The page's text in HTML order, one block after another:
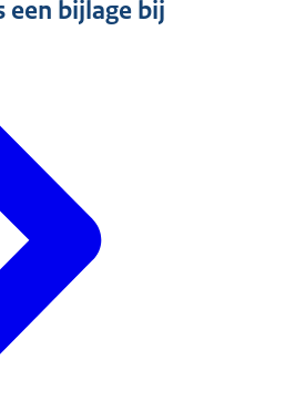
een bijlage bij